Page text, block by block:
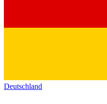
Deutschland